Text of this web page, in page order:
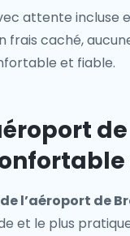
attente incluse
frais caché,
et fiable.
l’aéroport de
et le plus